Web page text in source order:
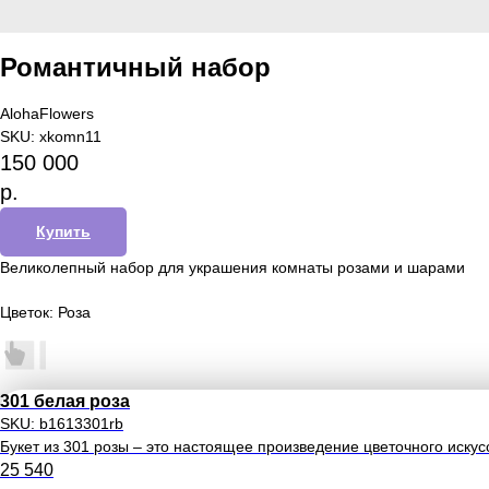
Романтичный набор
AlohaFlowers
SKU: xkomn11
150 000
р.
Купить
Великолепный набор для украшения комнаты розами и шарами
Цветок: Роза
301 белая роза
SKU: b1613301rb
Букет из 301 розы – это настоящее произведение цветочного
25 540